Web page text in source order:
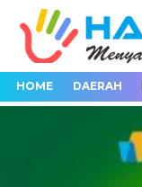
HOME DAERAH